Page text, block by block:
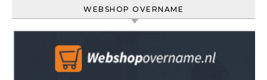
WEBSHOP OVERNAME